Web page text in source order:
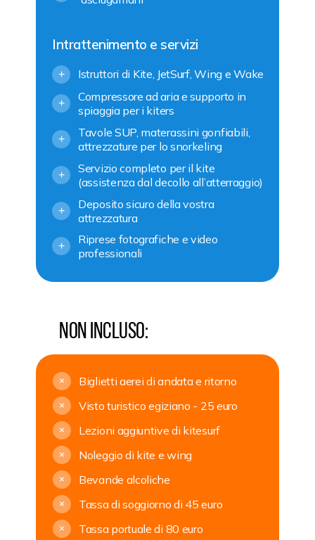
Non incluso:
Istruttori di Kite, JetSurf, Wing e Wake
+
Riprese fotografiche e video
professionali
+
Servizio completo per il kite
(assistenza dal decollo all’atterraggio)
+
Compressore ad aria e supporto in
spiaggia per i kiters
+
Tavole SUP, materassini gonfiabili,
attrezzature per lo snorkeling
+
Deposito sicuro della vostra
attrezzatura
+
Intrattenimento e servizi
Biglietti aerei di andata e ritorno
+
Visto turistico egiziano - 25 euro
+
Lezioni aggiuntive di kitesurf
+
Noleggio di kite e wing
+
Bevande alcoliche
+
Tassa di soggiorno di 45 euro
+
Tassa portuale di 80 euro
+